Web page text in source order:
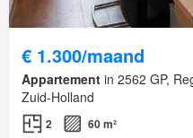
€ 1.300/maand
Appartement in 2562 GP,
Zuid-Holland
2
60 m²